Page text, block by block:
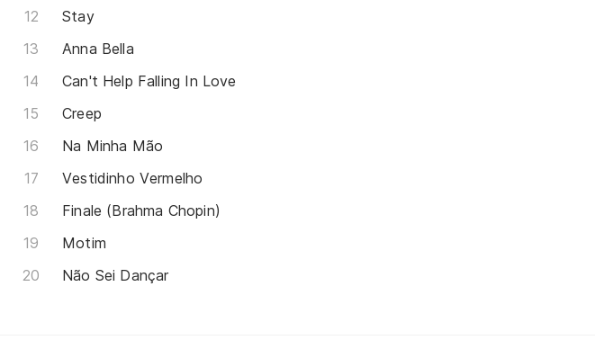
Stay
Anna Bella
Can't Help Falling In Love
Creep
Na Minha Mão
Vestidinho Vermelho
Finale (Brahma Chopin)
Motim
Não Sei Dançar